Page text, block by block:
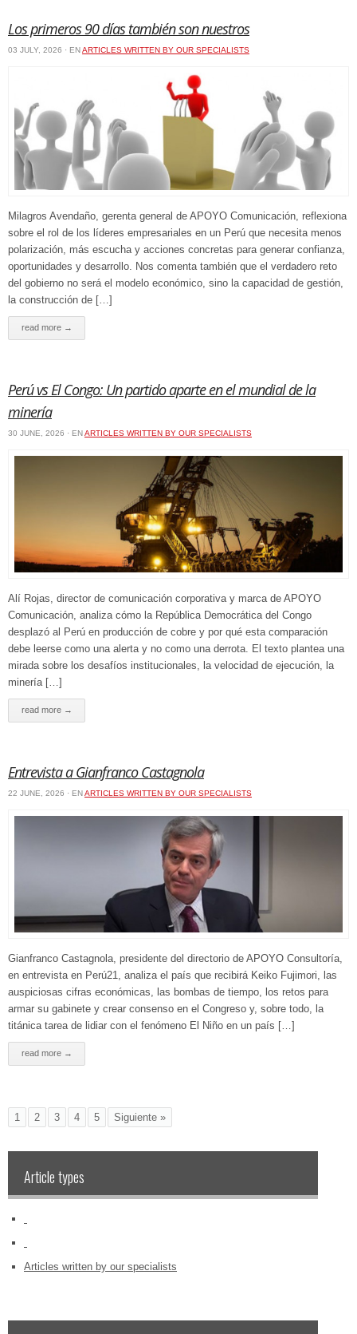
Los primeros 90 días también son nuestros
03 JULY, 2026 · EN ARTICLES WRITTEN BY OUR SPECIALISTS
Milagros Avendaño, gerenta general de APOYO Comunicación, reflexiona
sobre el rol de los líderes empresariales en un Perú que necesita menos
polarización, más escucha y acciones concretas para generar confianza,
oportunidades y desarrollo. Nos comenta también que el verdadero reto
del gobierno no será el modelo económico, sino la capacidad de gestión,
la construcción de […]
read more →
Perú vs El Congo: Un partido aparte en el mundial de la
minería
30 JUNE, 2026 · ENARTICLES WRITTEN BY OUR SPECIALISTS
Alí Rojas, director de comunicación corporativa y marca de APOYO
Comunicación, analiza cómo la República Democrática del Congo
desplazó al Perú en producción de cobre y por qué esta comparación
debe leerse como una alerta y no como una derrota. El texto plantea una
mirada sobre los desafíos institucionales, la velocidad de ejecución, la
minería […]
read more →
Entrevista a Gianfranco Castagnola
22 JUNE, 2026 · ENARTICLES WRITTEN BY OUR SPECIALISTS
Gianfranco Castagnola, presidente del directorio de APOYO Consultoría,
en entrevista en Perú21, analiza el país que recibirá Keiko Fujimori, las
auspiciosas cifras económicas, las bombas de tiempo, los retos para
armar su gabinete y crear consenso en el Congreso y, sobre todo, la
titánica tarea de lidiar con el fenómeno El Niño en un país […]
read more →
1 2 3 4 5 Siguiente »
Article types
Articles written by our specialists